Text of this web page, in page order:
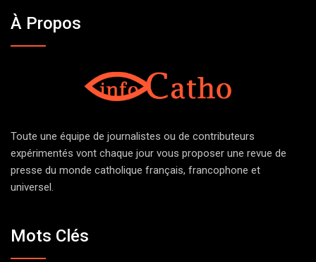
À Propos
Toute une équipe de journalistes ou de contributeurs
expérimentés vont chaque jour vous proposer une revue de
presse du monde catholique français, francophone et
universel.
Mots Clés